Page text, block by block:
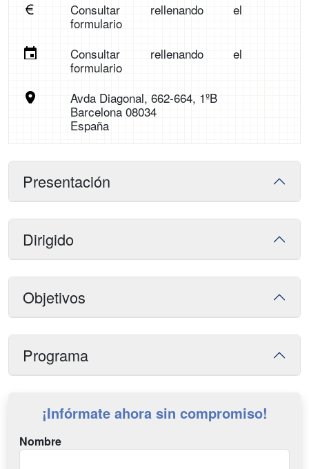
Consultar rellenando el
formulario
Consultar rellenando el
formulario
Avda Diagonal, 662-664, 1ºB
Barcelona 08034
España
Presentación
Dirigido
Objetivos
Programa
¡Infórmate ahora sin compromiso!
Nombre